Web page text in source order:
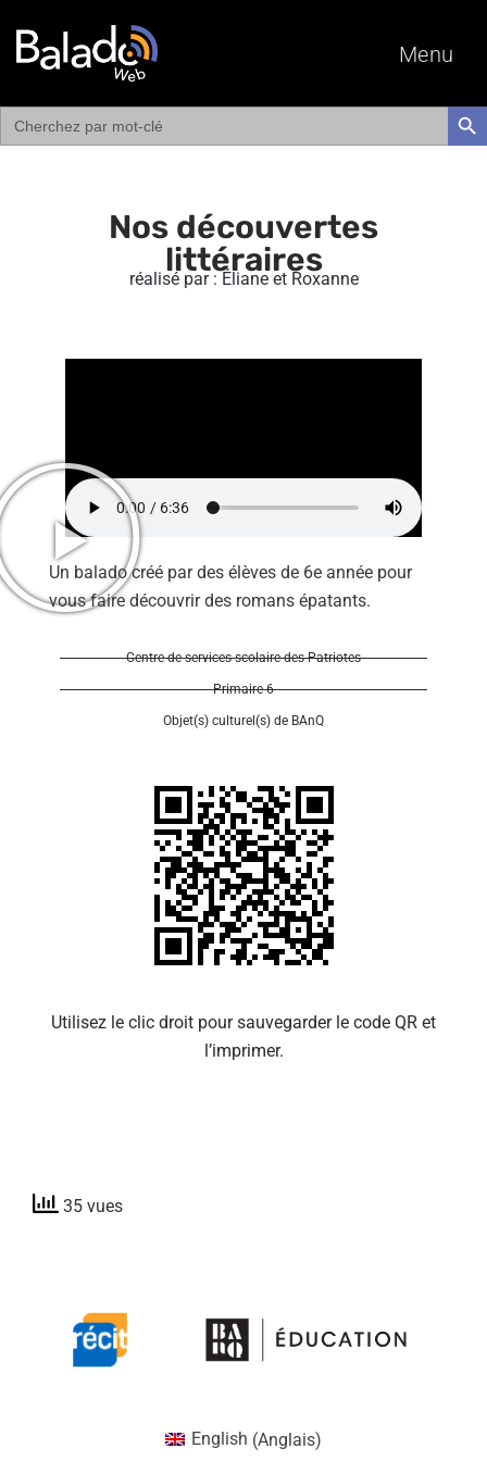
Menu
Search
for:
Nos découvertes
littéraires
réalisé par : Éliane et Roxanne
Un balado créé par des élèves de 6e année pour
vous faire découvrir des romans épatants.
Centre de services scolaire des Patriotes
Primaire 6
Objet(s) culturel(s) de BAnQ
Utilisez le clic droit pour sauvegarder le code QR et
l’imprimer.
35 vues
English (Anglais)